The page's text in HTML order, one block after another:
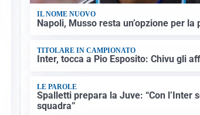
IL NOME NUOVO
Napoli, Musso resta un’opzione per la
TITOLARE IN CAMPIONATO
Inter, tocca a Pio Esposito: Chivu gli
LE PAROLE
Spalletti prepara la Juve: “Con l’Inter
squadra”